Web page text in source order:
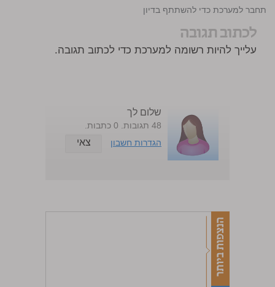
התחבר למערכת כדי להשתתף בדיון
לכתוב תגובה
עלייך להיות רשומה למערכת כדי לכתוב תגובה.
שלום לך
48 תגובות. 0 כתבות.
הגדרות חשבון
צאי